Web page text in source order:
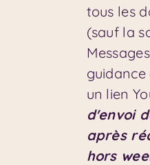
tous les
(sauf la
un lien
d'envoi
après
hors